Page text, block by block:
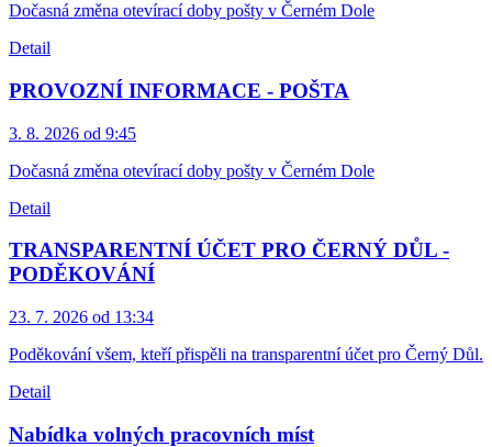
Dočasná změna otevírací doby pošty v Černém Dole
Detail
PROVOZNÍ INFORMACE - POŠTA
3. 8. 2026 od 9:45
Dočasná změna otevírací doby pošty v Černém Dole
Detail
TRANSPARENTNÍ ÚČET PRO ČERNÝ DŮL -
PODĚKOVÁNÍ
23. 7. 2026 od 13:34
Poděkování všem, kteří přispěli na transparentní účet pro Černý Důl.
Detail
Nabídka volných pracovních míst